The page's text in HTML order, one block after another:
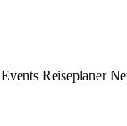
Events Reiseplaner